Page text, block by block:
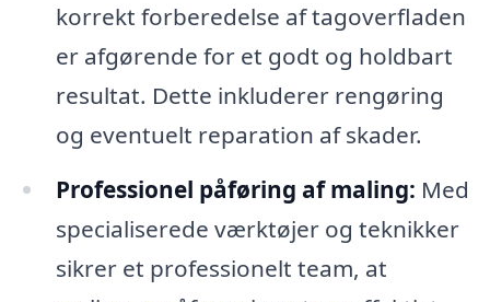
korrekt forberedelse af tagoverfladen
er afgørende for et godt og holdbart
resultat. Dette inkluderer rengøring
og eventuelt reparation af skader.
Professionel påføring af maling: Med
specialiserede værktøjer og teknikker
sikrer et professionelt team, at